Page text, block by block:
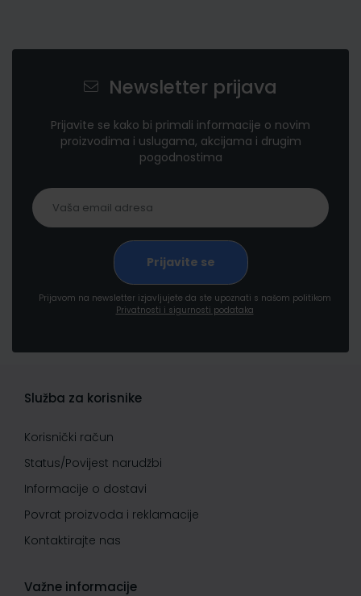
Newsletter prijava
Prijavite se kako bi primali informacije o novim
proizvodima i uslugama, akcijama i drugim
pogodnostima
Prijavom na newsletter izjavljujete da ste upoznati s našom politikom
Privatnosti i sigurnosti podataka
Služba za korisnike
Korisnički račun
Status/Povijest narudžbi
Informacije o dostavi
Povrat proizvoda i reklamacije
Kontaktirajte nas
Važne informacije